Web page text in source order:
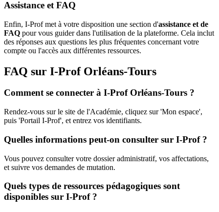
Assistance et FAQ
Enfin, I-Prof met à votre disposition une section d'assistance et de
FAQ pour vous guider dans l'utilisation de la plateforme. Cela inclut
des réponses aux questions les plus fréquentes concernant votre
compte ou l'accès aux différentes ressources.
FAQ sur I-Prof Orléans-Tours
Comment se connecter à I-Prof Orléans-Tours ?
Rendez-vous sur le site de l'Académie, cliquez sur 'Mon espace',
puis 'Portail I-Prof', et entrez vos identifiants.
Quelles informations peut-on consulter sur I-Prof ?
Vous pouvez consulter votre dossier administratif, vos affectations,
et suivre vos demandes de mutation.
Quels types de ressources pédagogiques sont
disponibles sur I-Prof ?